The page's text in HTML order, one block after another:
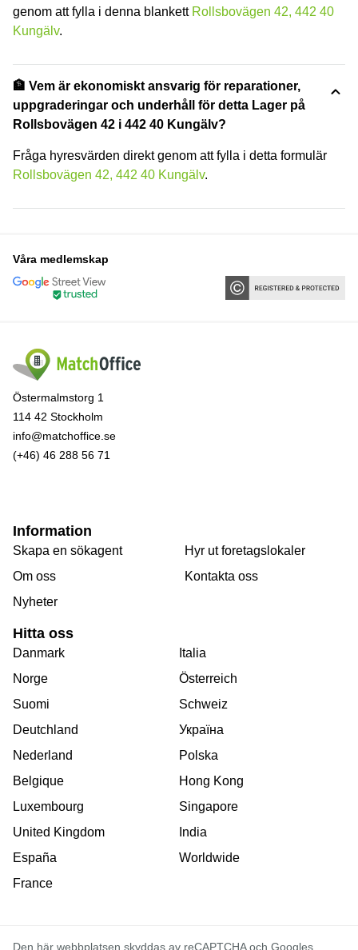
genom att fylla i denna blankett Rollsbovägen 42, 442 40
Kungälv.
🏦 Vem är ekonomiskt ansvarig för reparationer,
uppgraderingar och underhåll för detta Lager på
Rollsbovägen 42 i 442 40 Kungälv?
Fråga hyresvärden direkt genom att fylla i detta formulär
Rollsbovägen 42, 442 40 Kungälv.
Våra medlemskap
Östermalmstorg 1
114 42 Stockholm
info@matchoffice.se
(+46) 46 288 56 71
Information
Skapa en sökagent
Om oss
Nyheter
Hyr ut foretagslokaler
Kontakta oss
Hitta oss
Danmark
Norge
Suomi
Deutchland
Nederland
Belgique
Luxembourg
United Kingdom
España
France
Italia
Österreich
Schweiz
Україна
Polska
Hong Kong
Singapore
India
Worldwide
Den här webbplatsen skyddas av reCAPTCHA och Googles